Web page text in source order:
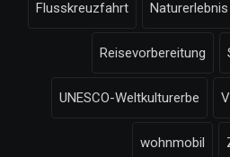
Flusskreuzfahrt Naturerlebnis
Reisevorbereitung
UNESCO-Weltkulturerbe
wohnmobil